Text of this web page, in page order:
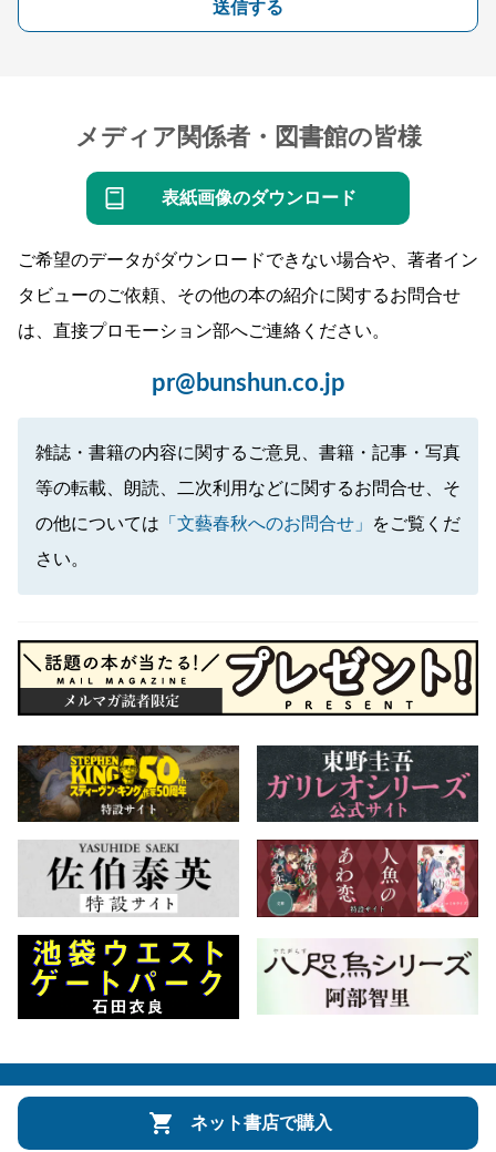
送信する
メディア関係者・図書館の皆様
表紙画像のダウンロード
ご希望のデータがダウンロードできない場合や、著者イン
タビューのご依頼、その他の本の紹介に関するお問合せ
は、直接プロモーション部へご連絡ください。
pr@bunshun.co.jp
雑誌・書籍の内容に関するご意見、書籍・記事・写真
等の転載、朗読、二次利用などに関するお問合せ、そ
の他については 「文藝春秋へのお問合せ」
をご覧くだ
さい。
ネット書店で購入
会社概要 自費出版のご案内 お問合せ
株式会社文藝春秋 文春オンライン Number Web